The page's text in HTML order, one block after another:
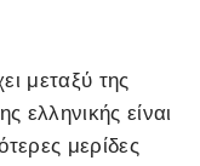
μεταξύ της
ελληνικής είναι
μερίδες